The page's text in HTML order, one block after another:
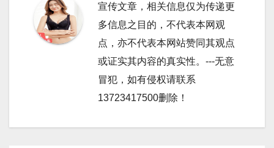
宣传文章，相关信息仅为传递更
多信息之目的，不代表本网观
点，亦不代表本网站赞同其观点
或证实其内容的真实性。---无意
冒犯，如有侵权请联系
13723417500删除！